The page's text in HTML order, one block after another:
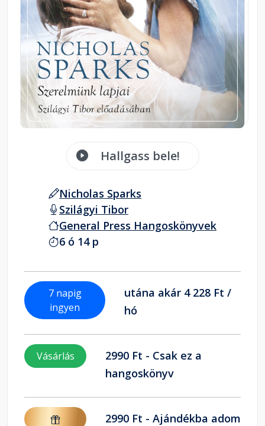
Hallgass bele!
Nicholas Sparks
Szilágyi Tibor
General Press Hangoskönyvek
6 ó 14 p
7 napig
ingyen
utána akár 4 228 Ft /
hó
Vásárlás
2990 Ft - Csak ez a
hangoskönyv
2990 Ft - Ajándékba adom